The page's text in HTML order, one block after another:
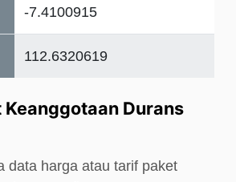
-7.4100915
112.6320619
Keanggotaan Durans
data harga atau tarif paket